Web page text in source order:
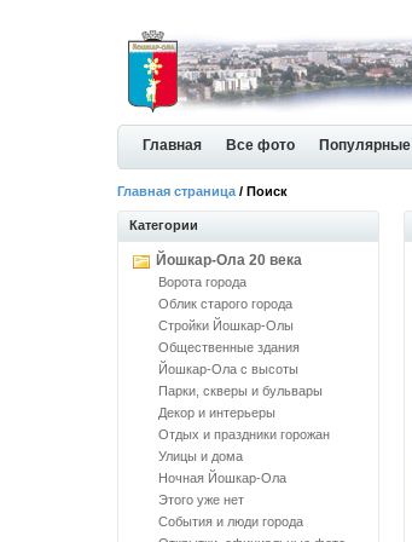
Главная Все фото Популярные
Главная страница / Поиск
Категории
Йошкар-Ола 20 века
Ворота города
Облик старого города
Стройки Йошкар-Олы
Общественные здания
Йошкар-Ола с высоты
Парки, скверы и бульвары
Декор и интерьеры
Отдых и праздники горожан
Улицы и дома
Ночная Йошкар-Ола
Этого уже нет
События и люди города